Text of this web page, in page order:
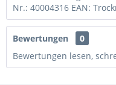
Nr.: 40004316 EAN:
Bewertungen
0
Bewertungen lesen,